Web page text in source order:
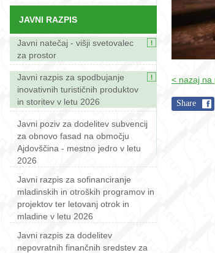
JAVNI RAZPIS
Javni natečaj - višji svetovalec
za prostor
Javni razpis za spodbujanje
inovativnih turističnih produktov
in storitev v letu 2026
Javni poziv za dodelitev subvencij
za obnovo fasad na območju
Ajdovščina - mestno jedro v letu
2026
Javni razpis za sofinanciranje
mladinskih in otroških programov in
projektov ter letovanj otrok in
mladine v letu 2026
Javni razpis za dodelitev
nepovratnih finančnih sredstev za
< nazaj na
Share